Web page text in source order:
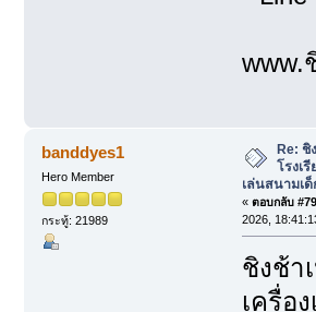
www.
banddyes1
Hero Member
กระทู้: 21989
Re: ชิ
โรงเ
เล่นสนามเ
« ตอบกลับ
2026,
ชิงช้า
เครื่อ